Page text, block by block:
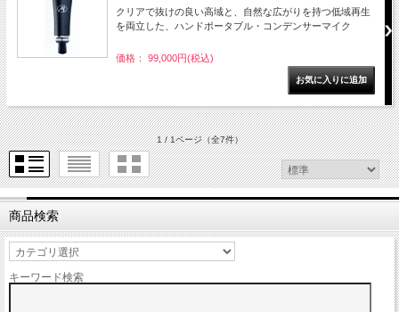
クリアで抜けの良い高域と、自然な広がりを持つ低域再生
を両立した、ハンドポータブル・コンデンサーマイク
価格： 99,000円(税込)
1 / 1ページ（全7件）
商品検索
キーワード検索